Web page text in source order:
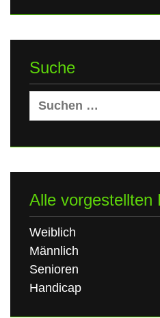
Suche
Suchen
nach:
Alle vorgestellten
Weiblich
Männlich
Senioren
Handicap